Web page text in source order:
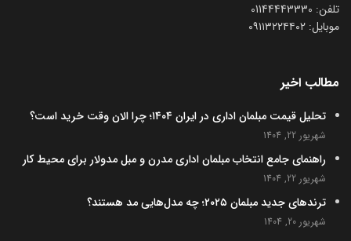
تلفن:‌ 01144443330
موبایل:‌ ۰۹۱۱۳۲۲۴۴۰۲
مطالب اخیر
تحلیل قیمت مبلمان اداری در ایران ۱۴۰۴؛ چرا الان وقت خرید است؟
شهریور 22, 1404
راهنمای جامع انتخاب مبلمان اداری مدرن و مبل مدولار برای محیط کار
شهریور 22, 1404
ترندهای جدید مبلمان ۲۰۲۵؛ چه مدل‌هایی مد هستند؟
شهریور 20, 1404